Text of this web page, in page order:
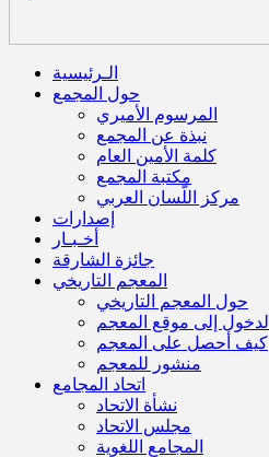
الـرئيسية
حول المجمع
المرسوم الأميري
نبذة عن المجمع
كلمة الأمين العام
مكتبة المجمع
مركز اللّسان العربي
إصدارات
أخـبـار
جائزة الشارقة
المعجم التاريخي
حول المعجم التاريخي
الدخول إلى موقع المعجم
كيف أحصل على المعجم
منشور للمعجم
اتحاد المجامع
نشأة الاتحاد
مجلس الاتحاد
المجامع اللغوية